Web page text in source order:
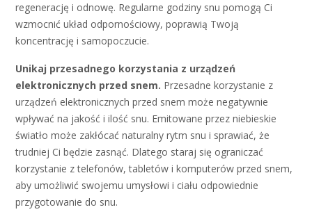
regenerację i odnowę. Regularne godziny snu pomogą Ci
wzmocnić układ odpornościowy, poprawią Twoją
koncentrację i samopoczucie.
Unikaj przesadnego korzystania z urządzeń
elektronicznych przed snem. Przesadne korzystanie z
urządzeń elektronicznych przed snem może negatywnie
wpływać na jakość i ilość snu. Emitowane przez niebieskie
światło może zakłócać naturalny rytm snu i sprawiać, że
trudniej Ci będzie zasnąć. Dlatego staraj się ograniczać
korzystanie z telefonów, tabletów i komputerów przed snem,
aby umożliwić swojemu umysłowi i ciału odpowiednie
przygotowanie do snu.